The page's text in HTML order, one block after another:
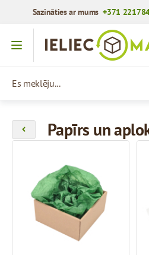
Sazināties ar mums+371
Iet uz saturu
Papīrs un